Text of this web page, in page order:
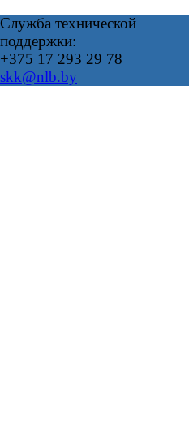
Служба технической
поддержки:
+375 17 293 29 78
skk@nlb.by